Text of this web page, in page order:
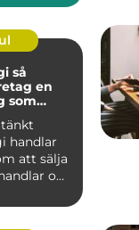
en
som
handlar
att sälja
om